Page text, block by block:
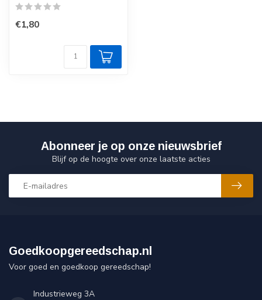
€1,80
Abonneer je op onze nieuwsbrief
Blijf op de hoogte over onze laatste acties
Goedkoopgereedschap.nl
Voor goed en goedkoop gereedschap!
Industrieweg 3A